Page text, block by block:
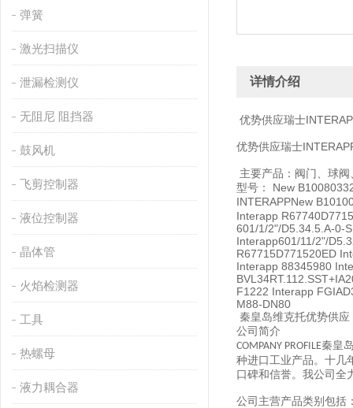
弹簧
激光扫描仪
泄漏检测仪
无阻尼 阻挡器
鼓风机
飞剪控制器
液位控制器
晶体管
火焰检测器
工具
热螺母
液力耦合器
详情介绍
优势供应瑞士
优势供应瑞士
主要产品：阀门、球
型号： New
INTERAPPNew
Interapp
601/1/2"/D5.34.5.A-0-
Interapp601/11/2"/
R67715D771520ED
Interapp 88345980
F1222 Interapp
M88-DN80
秦皇岛维克托优势供应
公司简介
COMPANY PROFILE秦皇
种进口工业产品。十几
口碑和信誉。我公司全
公司主营产品类别包括